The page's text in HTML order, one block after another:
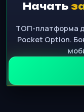
Начать
ТОП-платформа
Pocket Option.